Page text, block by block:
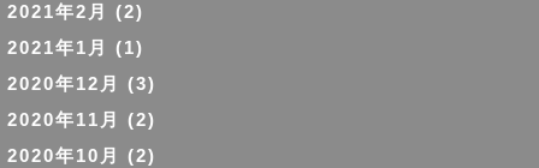
2021年2月
(2)
2021年1月
(1)
2020年12月
(3)
2020年11月
(2)
2020年10月
(2)